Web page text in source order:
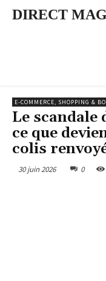
DIRECT MAG
E-COMMERCE, SHOPPING &
Le scandale
ce que
colis
30 juin 2026 0